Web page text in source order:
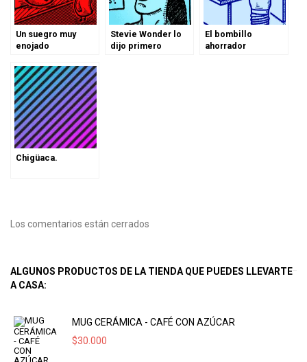
Un suegro muy
enojado
Stevie Wonder lo
dijo primero
El bombillo
ahorrador
Chigüaca.
Los comentarios están cerrados
ALGUNOS PRODUCTOS DE LA TIENDA QUE PUEDES LLEVARTE
A CASA:
MUG CERÁMICA - CAFÉ CON AZÚCAR
$30.000